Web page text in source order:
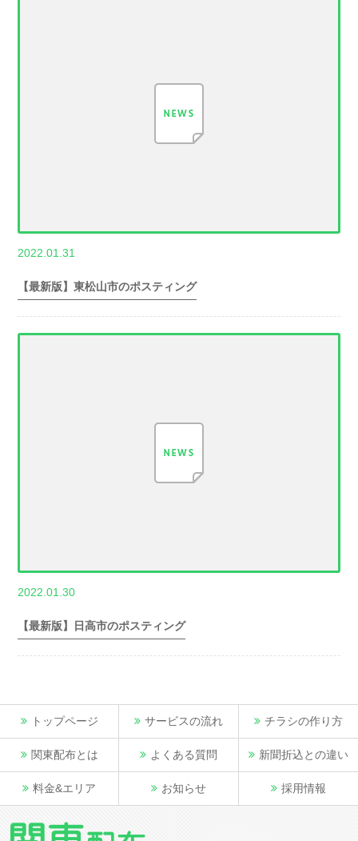
2022.01.31
【最新版】東松山市のポスティング
2022.01.30
【最新版】日高市のポスティング
トップページ
関東配布とは
料金&エリア
サービスの流れ
よくある質問
お知らせ
チラシの作り方
新聞折込との違い
採用情報